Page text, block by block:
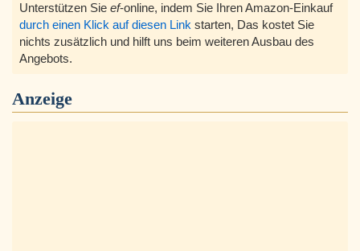
Unterstützen Sie ef-online, indem Sie Ihren Amazon-Einkauf
durch einen Klick auf diesen Link starten, Das kostet Sie
nichts zusätzlich und hilft uns beim weiteren Ausbau des
Angebots.
Anzeige